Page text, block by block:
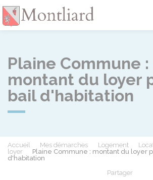
Plaine Commune :
montant du loyer
bail d'habitation
Accueil Mes démarches Logement
loyer
Plaine Commune : montant du loyer
d'habitation
Partager